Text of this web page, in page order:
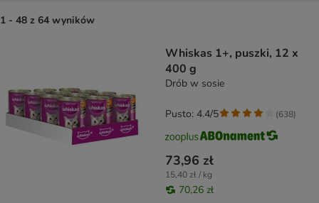
1 - 48 z 64 wyników
Whiskas 1+, puszki, 12 x
400 g
Drób w sosie
73,96 zł
15,40 zł / kg
70,26 zł
Pusto: 4.4/5 (638)